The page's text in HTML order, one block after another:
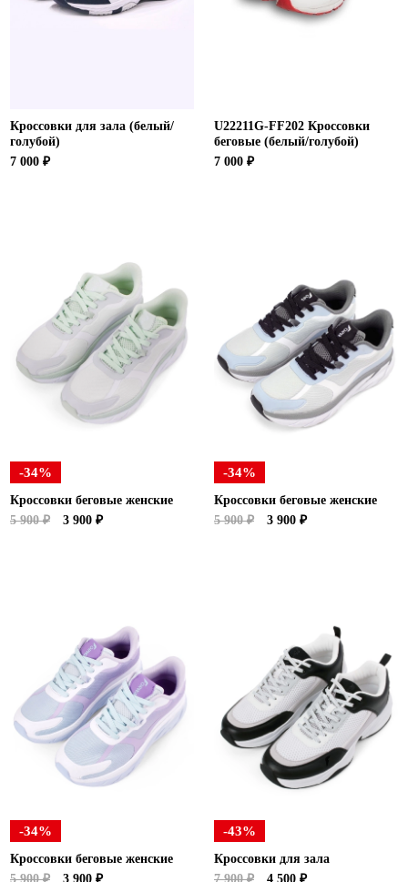
Кроссовки для зала (белый/
голубой)
7 000 ₽
U22211G-FF202 Кроссовки
беговые (белый/голубой)
7 000 ₽
-34%
Кроссовки беговые женские
5 900 ₽
3 900 ₽
-34%
Кроссовки беговые женские
5 900 ₽
3 900 ₽
-34%
Кроссовки беговые женские
5 900 ₽
3 900 ₽
-43%
Кроссовки для зала
7 900 ₽
4 500 ₽